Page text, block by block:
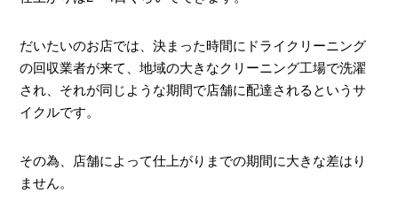
だいたいのお店では、決まった時間にドライクリーニング
の回収業者が来て、地域の大きなクリーニング工場で洗濯
され、それが同じような期間で店舗に配達されるというサ
イクルです。
その為、店舗によって仕上がりまでの期間に大きな差はり
ません。